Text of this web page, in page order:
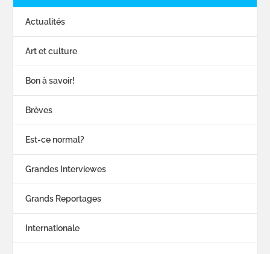
Actualités
Art et culture
Bon à savoir!
Brèves
Est-ce normal?
Grandes Interviewes
Grands Reportages
Internationale